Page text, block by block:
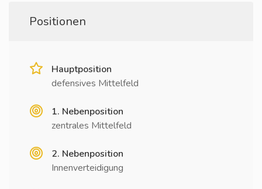
Positionen
Hauptposition
defensives Mittelfeld
1. Nebenposition
zentrales Mittelfeld
2. Nebenposition
Innenverteidigung